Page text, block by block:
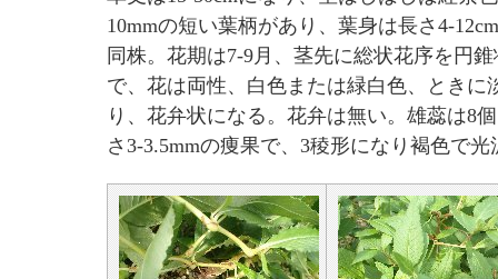
10mmの短い葉柄があり、葉身は長さ4-
同株。花期は7-9月、茎先に総状花序を円
で、花は両性、白色または緑白色、とき
り、花弁状になる。花弁は無い。雄蕊は8
さ3-3.5mmの痩果で、3稜形になり褐色で光